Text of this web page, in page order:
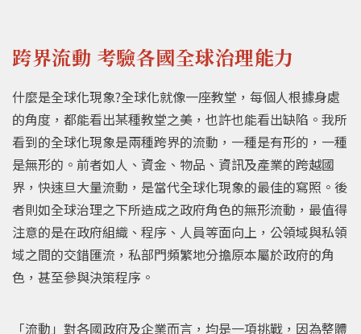
跨界流動 考驗各國全球治理能力
什麼是全球化現象?全球化就像一座教堂，每個人根據身處
的角度，都能看出某種教堂之美，也許也能看出缺陷。我所
看到的全球化現象是兩種跨界的流動，一種是有形的，一種
是無形的。前者如人、資金、物品、資訊及產業的跨越國
界，快速旦大量流動，是當代全球化現象的最佳的寫照。後
者則如全球治理之下所造成之政府角色的無形流動，最值得
注意的是在政府組織、程序、人員等面向上，公領域與私領
域之間的交錯匯流，私部門頻繁地分擔原本屬於政府的角
色，甚至參與決策程序。
「流動」對各國政府及企業而言，均是一項挑戰，因為整體